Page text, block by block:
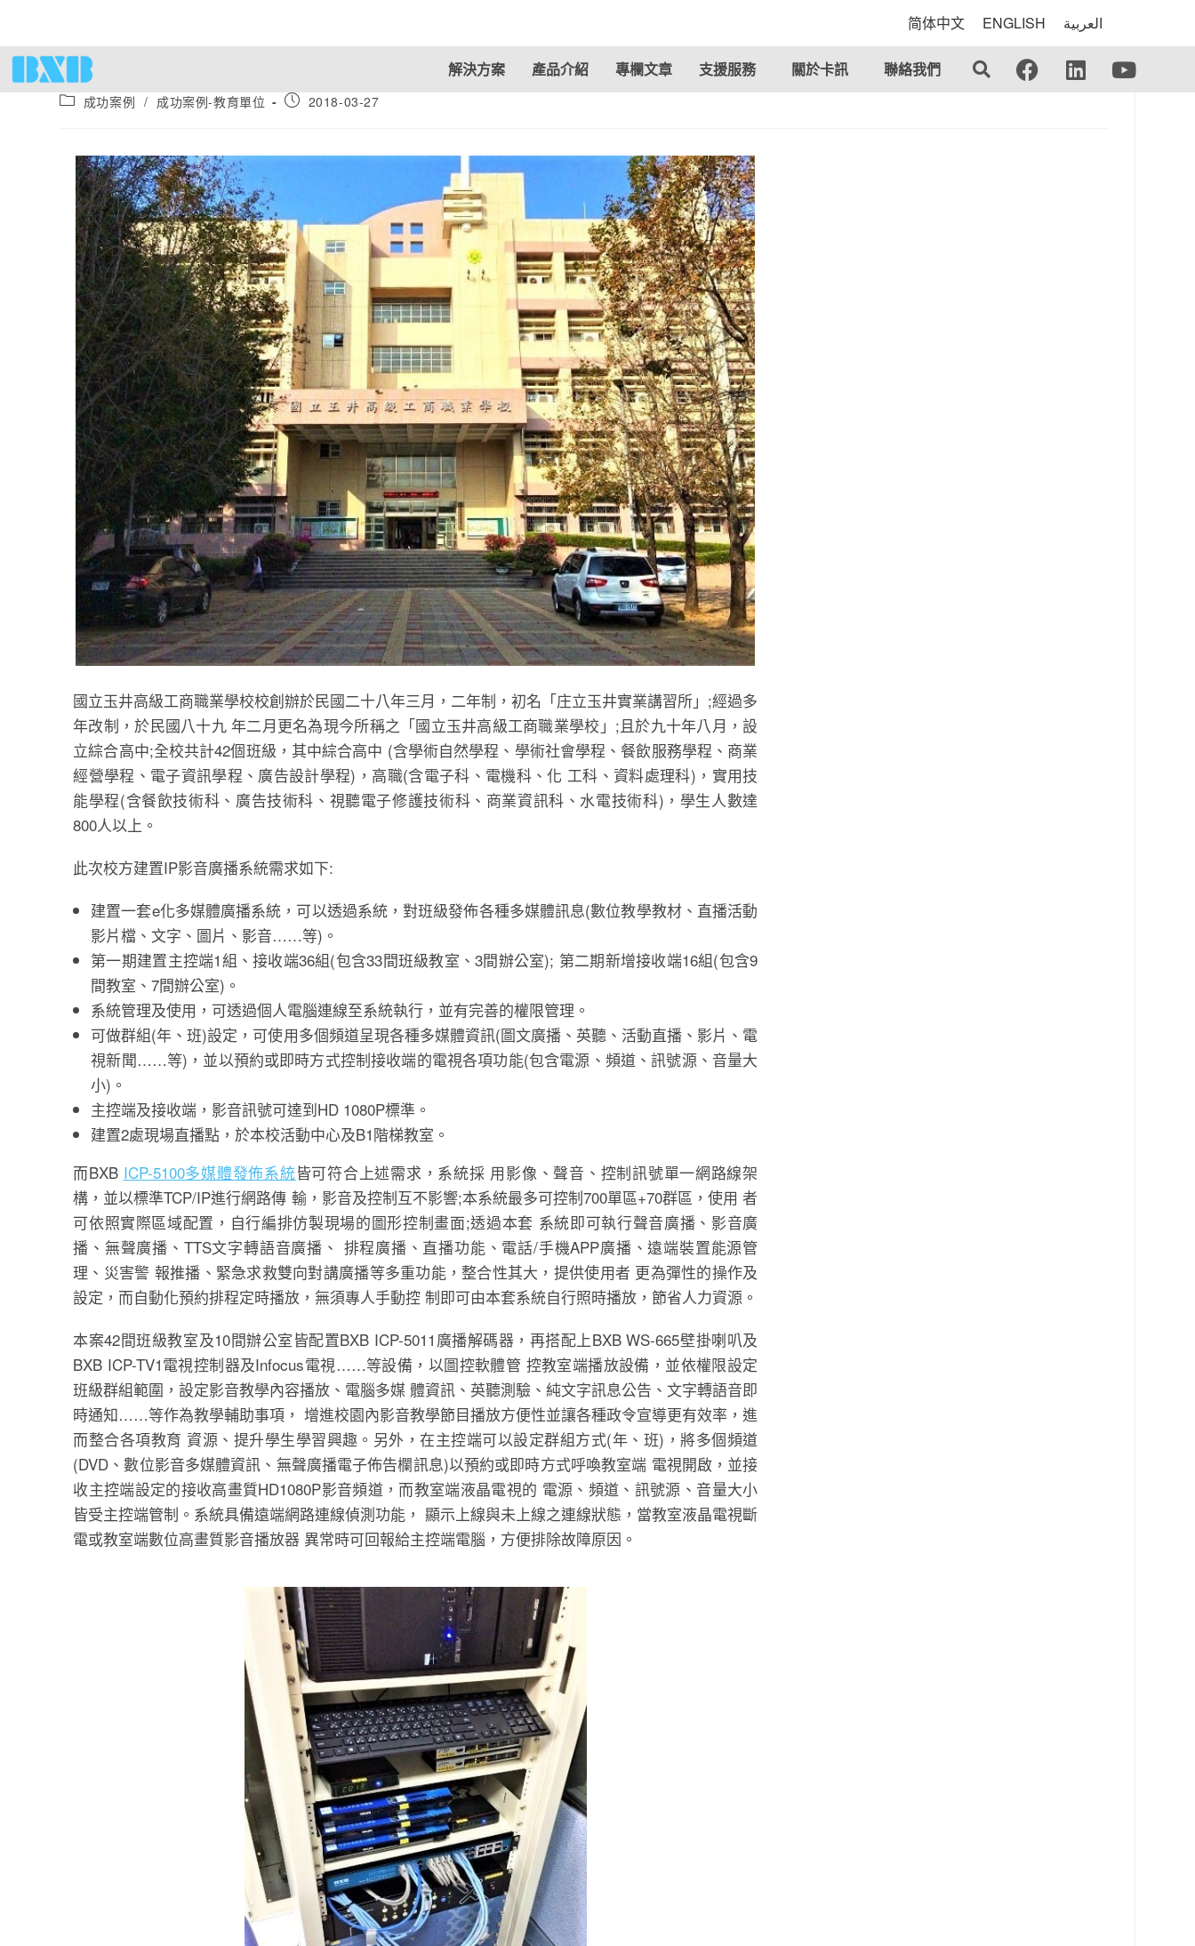
简体中文 ENGLISH العربية
解決方案 產品介紹 專欄文章 支援服務 關於卡訊 聯絡我們
成功案例 / 成功案例-教育單位 2018-03-27
國立玉井高級工商職業學校校創辦於民國二十八年三月，二年制，初名「庄立玉井實業講習所」;經過多
年改制，於民國八十九 年二月更名為現今所稱之「國立玉井高級工商職業學校」;且於九十年八月，設
立綜合高中;全校共計42個班級，其中綜合高中 (含學術自然學程、學術社會學程、餐飲服務學程、商業
經營學程、電子資訊學程、廣告設計學程)，高職(含電子科、電機科、化 工科、資料處理科)，實用技
能學程(含餐飲技術科、廣告技術科、視聽電子修護技術科、商業資訊科、水電技術科)，學生人數達
800人以上。
此次校方建置IP影音廣播系統需求如下:
建置一套e化多媒體廣播系統，可以透過系統，對班級發佈各種多媒體訊息(數位教學教材、直播活動
影片檔、文字、圖片、影音……等)。
第一期建置主控端1組、接收端36組(包含33間班級教室、3間辦公室); 第二期新增接收端16組(包含9
間教室、7間辦公室)。
系統管理及使用，可透過個人電腦連線至系統執行，並有完善的權限管理。
可做群組(年、班)設定，可使用多個頻道呈現各種多媒體資訊(圖文廣播、英聽、活動直播、影片、電
視新聞……等)，並以預約或即時方式控制接收端的電視各項功能(包含電源、頻道、訊號源、音量大
小)。
主控端及接收端，影音訊號可達到HD 1080P標準。
建置2處現場直播點，於本校活動中心及B1階梯教室。
而BXB ICP-5100多媒體發佈系統皆可符合上述需求，系統採 用影像、聲音、控制訊號單一網路線架
構，並以標準TCP/IP進行網路傳 輸，影音及控制互不影響;本系統最多可控制700單區+70群區，使用 者
可依照實際區域配置，自行編排仿製現場的圖形控制畫面;透過本套 系統即可執行聲音廣播、影音廣
播、無聲廣播、TTS文字轉語音廣播、 排程廣播、直播功能、電話/手機APP廣播、遠端裝置能源管
理、災害警 報推播、緊急求救雙向對講廣播等多重功能，整合性其大，提供使用者 更為彈性的操作及
設定，而自動化預約排程定時播放，無須專人手動控 制即可由本套系統自行照時播放，節省人力資源。
本案42間班級教室及10間辦公室皆配置BXB ICP-5011廣播解碼器，再搭配上BXB WS-665壁掛喇叭及
BXB ICP-TV1電視控制器及Infocus電視……等設備，以圖控軟體管 控教室端播放設備，並依權限設定
班級群組範圍，設定影音教學內容播放、電腦多媒 體資訊、英聽測驗、純文字訊息公告、文字轉語音即
時通知……等作為教學輔助事項， 增進校園內影音教學節目播放方便性並讓各種政令宣導更有效率，進
而整合各項教育 資源、提升學生學習興趣。另外，在主控端可以設定群組方式(年、班)，將多個頻道
(DVD、數位影音多媒體資訊、無聲廣播電子佈告欄訊息)以預約或即時方式呼喚教室端 電視開啟，並接
收主控端設定的接收高畫質HD1080P影音頻道，而教室端液晶電視的 電源、頻道、訊號源、音量大小
皆受主控端管制。系統具備遠端網路連線偵測功能， 顯示上線與未上線之連線狀態，當教室液晶電視斷
電或教室端數位高畫質影音播放器 異常時可回報給主控端電腦，方便排除故障原因。